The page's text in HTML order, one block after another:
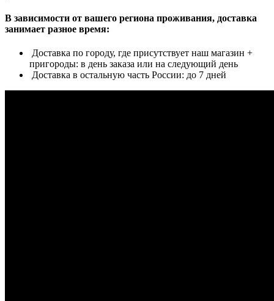
В зависимости от вашего региона проживания, доставка
занимает разное время:
Доставка по городу, где присутствует наш магазин +
пригороды: в день заказа или на следующий день
Доставка в остальную часть России: до 7 дней